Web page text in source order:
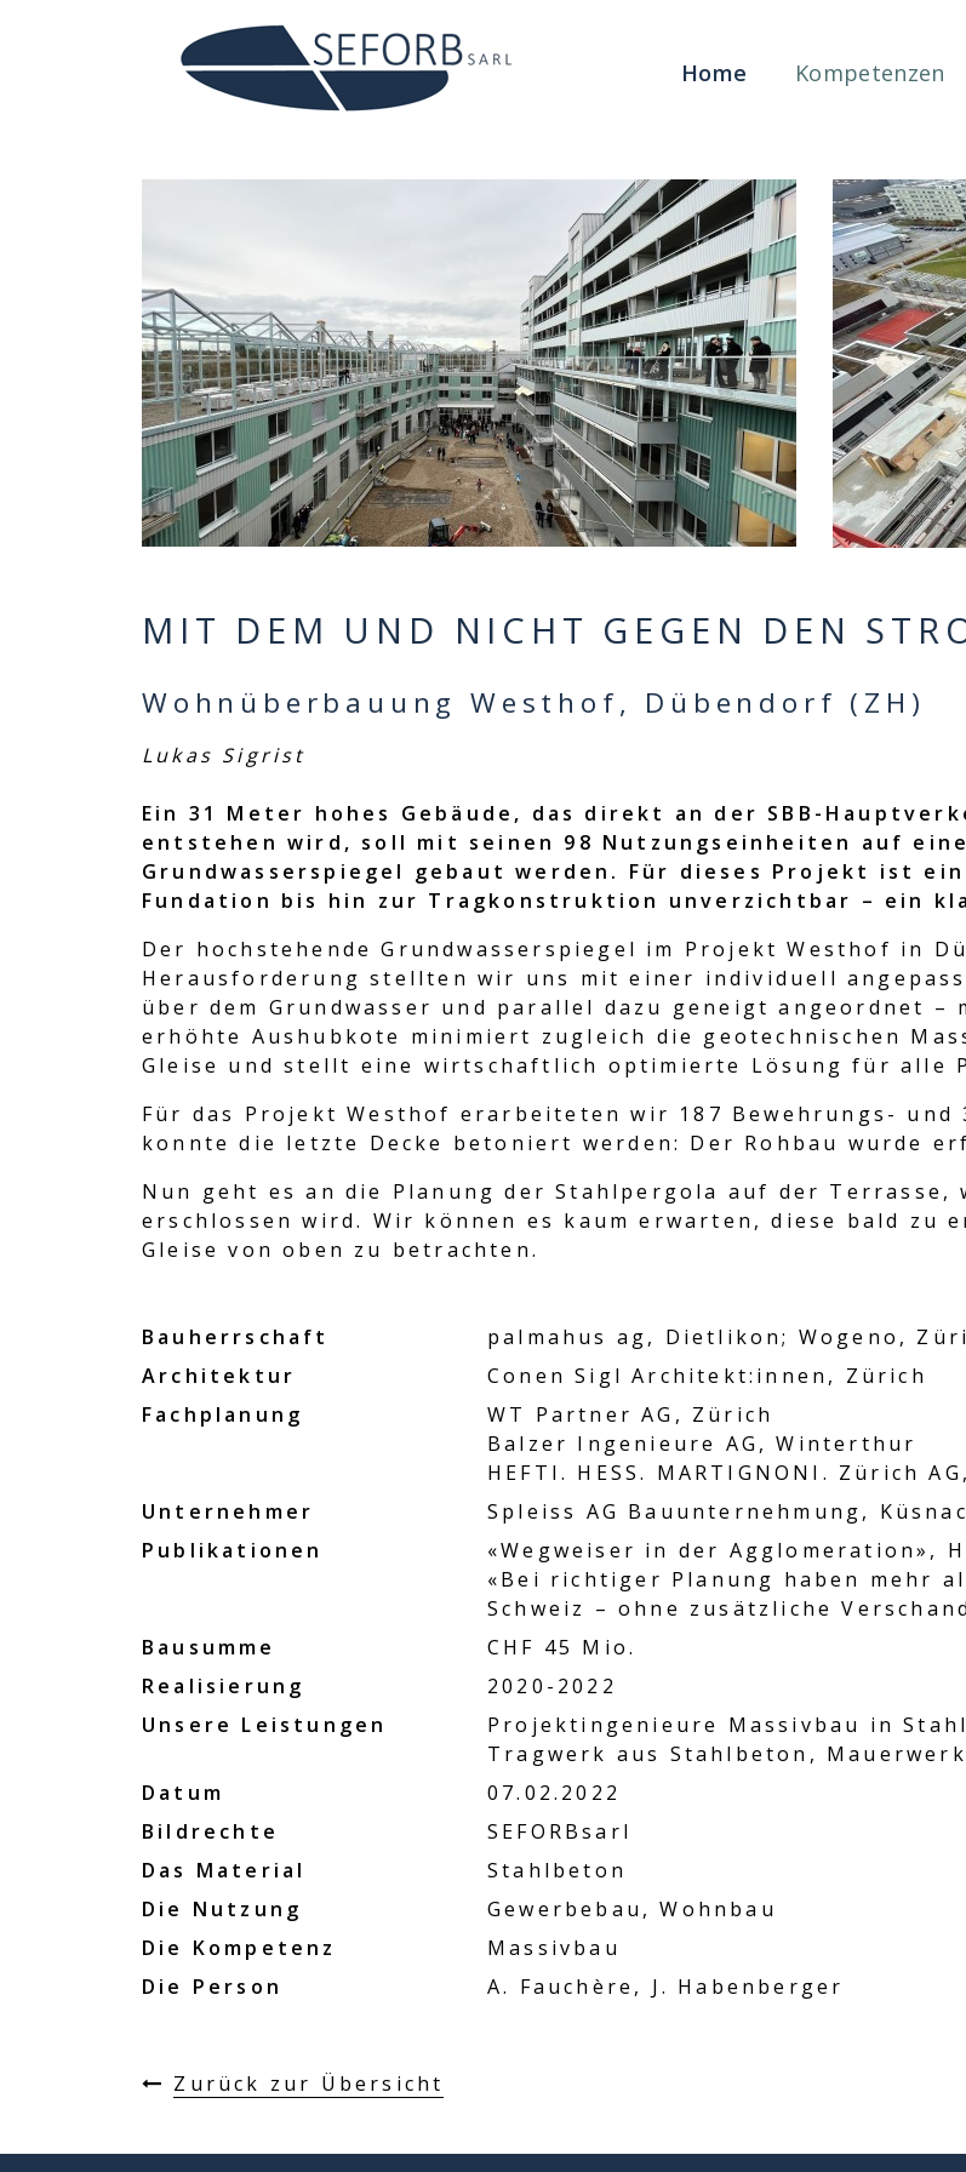
Home Kompetenzen
MIT DEM UND NICHT GEGEN DEN
Wohnüberbauung Westhof, Dübendorf (ZH)
Lukas Sigrist
Ein 31 Meter hohes Gebäude, das direkt an der SBB-
entstehen wird, soll mit seinen 98 Nutzungseinheiten auf
Grundwasserspiegel gebaut werden. Für dieses Projekt ist
Fundation bis hin zur Tragkonstruktion unverzichtbar – ein
Der hochstehende Grundwasserspiegel im Projekt Westhof in
Herausforderung stellten wir uns mit einer individuell
über dem Grundwasser und parallel dazu geneigt angeordnet –
erhöhte Aushubkote minimiert zugleich die geotechnischen
Gleise und stellt eine wirtschaftlich optimierte Lösung für alle
Für das Projekt Westhof erarbeiteten wir 187 Bewehrungs- und
konnte die letzte Decke betoniert werden: Der Rohbau wurde
Nun geht es an die Planung der Stahlpergola auf der Terrasse,
erschlossen wird. Wir können es kaum erwarten, diese bald zu
Gleise von oben zu betrachten.
Bauherrschaft
palmahus ag, Dietlikon; Wogeno,
Architektur
Conen Sigl Architekt:innen, Zürich
Fachplanung
WT Partner AG, Zürich
Balzer Ingenieure AG, Winterthur
HEFTI. HESS. MARTIGNONI. Zürich
Unternehmer
Spleiss AG Bauunternehmung,
Publikationen
«Wegweiser in der Agglomeration»,
«Bei richtiger Planung haben mehr
Schweiz – ohne zusätzliche
Bausumme
CHF 45 Mio.
Realisierung
2020-2022
Unsere Leistungen
Projektingenieure Massivbau in
Tragwerk aus Stahlbeton,
Datum
07.02.2022
Bildrechte
SEFORBsarl
Das Material
Stahlbeton
Die Nutzung
Gewerbebau, Wohnbau
Die Kompetenz
Massivbau
Die Person
A. Fauchère, J. Habenberger
Zurück zur Übersicht